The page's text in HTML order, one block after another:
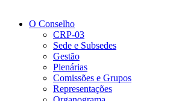
O Conselho
CRP-03
Sede e Subsedes
Gestão
Plenárias
Comissões e Grupos
Representações